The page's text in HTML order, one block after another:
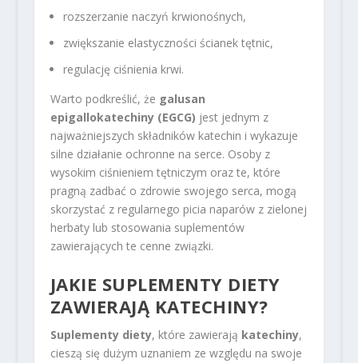
rozszerzanie naczyń krwionośnych,
zwiększanie elastyczności ścianek tętnic,
regulację ciśnienia krwi.
Warto podkreślić, że galusan
epigallokatechiny (EGCG) jest jednym z
najważniejszych składników katechin i wykazuje
silne działanie ochronne na serce. Osoby z
wysokim ciśnieniem tętniczym oraz te, które
pragną zadbać o zdrowie swojego serca, mogą
skorzystać z regularnego picia naparów z zielonej
herbaty lub stosowania suplementów
zawierających te cenne związki.
JAKIE SUPLEMENTY DIETY
ZAWIERAJĄ KATECHINY?
Suplementy diety, które zawierają katechiny,
cieszą się dużym uznaniem ze względu na swoje